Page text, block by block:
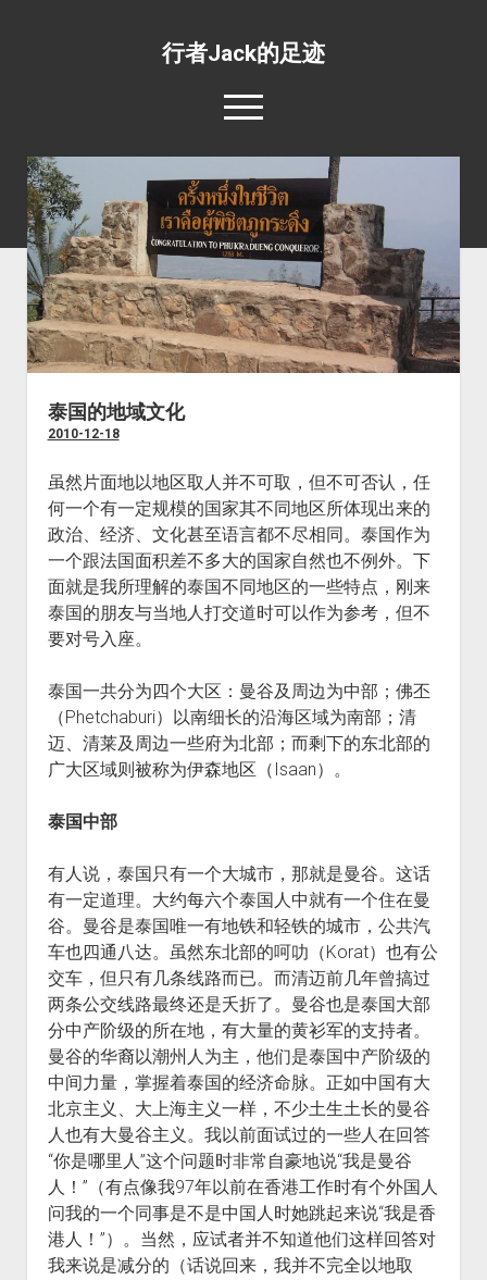
行者Jack的足迹
open
menu
139国行
专题照片
open
dropdown
menu
世界美食
野生动物
宗教场所
文化遗址
世界之最
旅游杂文
open
dropdown
menu
环绕地球一周并不难
工薪族也可以周游世界
目的地推荐
open
dropdown
menu
四条最惊心动魄的航线
五条最具挑战性的公路
五条最值得体验的火车线路
泰国的地域文化
2010-12-18
虽然片面地以地区取人并不可取，但不可否认，任
何一个有一定规模的国家其不同地区所体现出来的
政治、经济、文化甚至语言都不尽相同。泰国作为
一个跟法国面积差不多大的国家自然也不例外。下
面就是我所理解的泰国不同地区的一些特点，刚来
泰国的朋友与当地人打交道时可以作为参考，但不
要对号入座。
泰国一共分为四个大区：曼谷及周边为中部；佛丕
（Phetchaburi）以南细长的沿海区域为南部；清
迈、清莱及周边一些府为北部；而剩下的东北部的
广大区域则被称为伊森地区（Isaan）。
泰国中部
有人说，泰国只有一个大城市，那就是曼谷。这话
有一定道理。大约每六个泰国人中就有一个住在曼
谷。曼谷是泰国唯一有地铁和轻铁的城市，公共汽
车也四通八达。虽然东北部的呵叻（Korat）也有公
交车，但只有几条线路而已。而清迈前几年曾搞过
两条公交线路最终还是夭折了。曼谷也是泰国大部
分中产阶级的所在地，有大量的黄衫军的支持者。
曼谷的华裔以潮州人为主，他们是泰国中产阶级的
中间力量，掌握着泰国的经济命脉。正如中国有大
北京主义、大上海主义一样，不少土生土长的曼谷
人也有大曼谷主义。我以前面试过的一些人在回答
“你是哪里人”这个问题时非常自豪地说“我是曼谷
人！”（有点像我97年以前在香港工作时有个外国人
问我的一个同事是不是中国人时她跳起来说“我是香
港人！”）。当然，应试者并不知道他们这样回答对
我来说是减分的（话说回来，我并不完全以地取